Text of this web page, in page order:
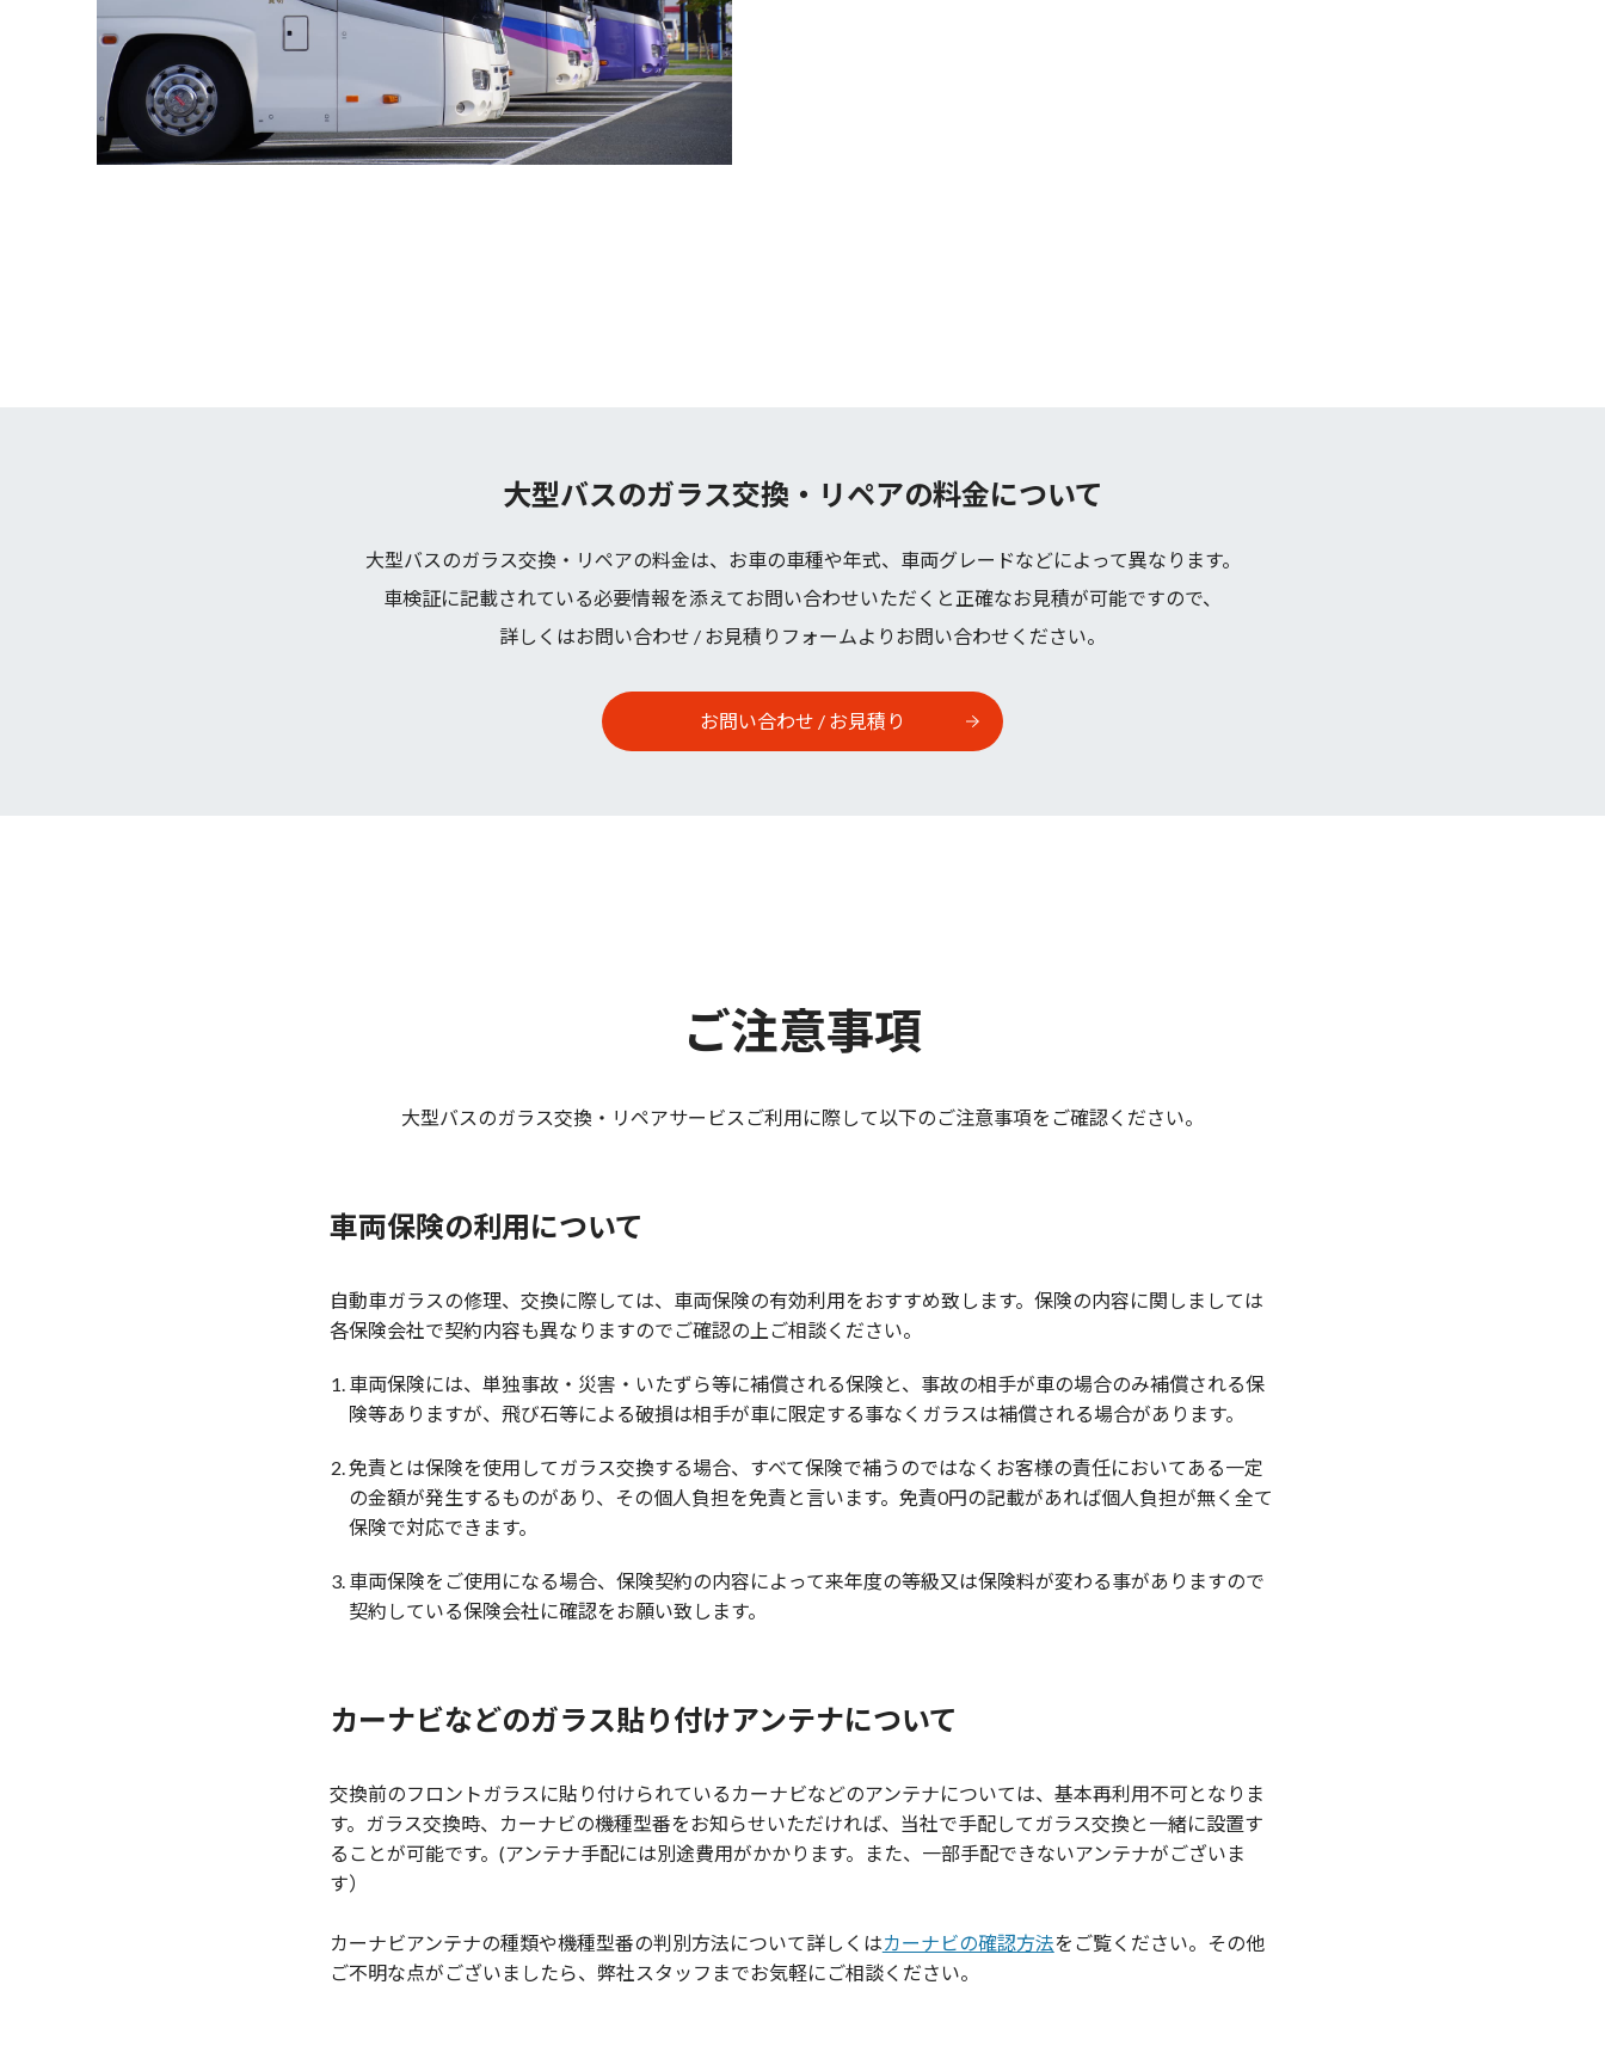
大型バスのガラス交換・リペアの料金について
大型バスのガラス交換・リペアの料金は、お車の車種や年式、車両グレードなどによって異なります。
車検証に記載されている必要情報を添えてお問い合わせいただくと正確なお見積が可能ですので、
詳しくはお問い合わせ / お見積りフォームよりお問い合わせください。
お問い合わせ / お見積り
ご注意事項
大型バスのガラス交換・リペアサービスご利用に際して以下のご注意事項をご確認ください。
車両保険の利用について
自動車ガラスの修理、交換に際しては、車両保険の有効利用をおすすめ致します。保険の内容に関しましては
各保険会社で契約内容も異なりますのでご確認の上ご相談ください。
車両保険には、単独事故・災害・いたずら等に補償される保険と、事故の相手が車の場合のみ補償される保
険等ありますが、飛び石等による破損は相手が車に限定する事なくガラスは補償される場合があります。
免責とは保険を使用してガラス交換する場合、すべて保険で補うのではなくお客様の責任においてある一定
の金額が発生するものがあり、その個人負担を免責と言います。免責0円の記載があれば個人負担が無く全て
保険で対応できます。
車両保険をご使用になる場合、保険契約の内容によって来年度の等級又は保険料が変わる事がありますので
契約している保険会社に確認をお願い致します。
カーナビなどのガラス貼り付けアンテナについて
交換前のフロントガラスに貼り付けられているカーナビなどのアンテナについては、基本再利用不可となりま
す。ガラス交換時、カーナビの機種型番をお知らせいただければ、当社で手配してガラス交換と一緒に設置す
ることが可能です。(アンテナ手配には別途費用がかかります。また、一部手配できないアンテナがございま
す）
カーナビアンテナの種類や機種型番の判別方法について詳しくはカーナビの確認方法をご覧ください。その他
ご不明な点がございましたら、弊社スタッフまでお気軽にご相談ください。